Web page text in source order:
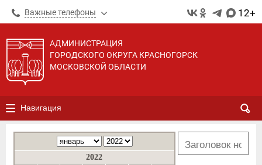
Важные телефоны 12+
АДМИНИСТРАЦИЯ
ГОРОДСКОГО ОКРУГА КРАСНОГОРСК
МОСКОВСКОЙ ОБЛАСТИ
Навигация
2022